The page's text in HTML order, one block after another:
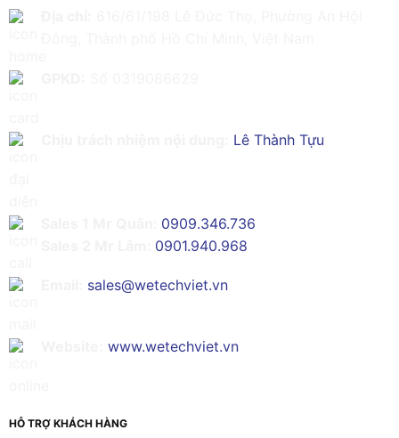
Lê Thành Tựu
0909.346.736
0901.940.968
sales@wetechviet.vn
www.wetechviet.vn
HỖ TRỢ KHÁCH HÀNG